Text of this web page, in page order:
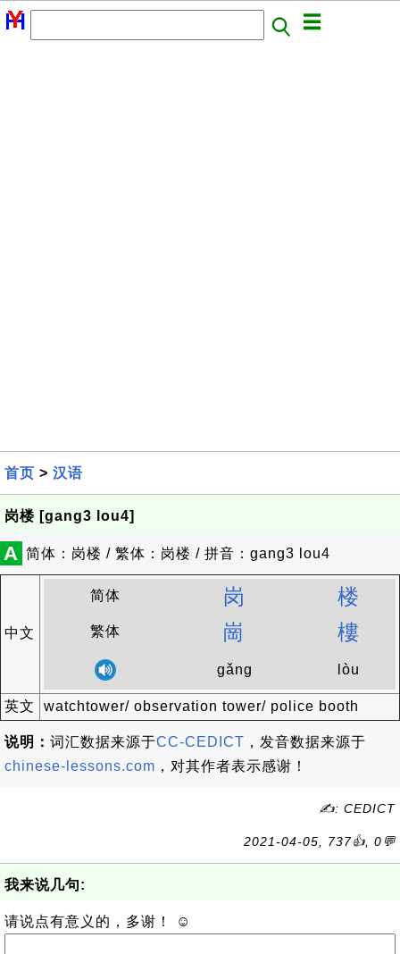
首页 > 汉语
岗楼 [gang3 lou4]
A 简体：岗楼 / 繁体：岗楼 / 拼音：gang3 lou4
中文
简体 岗 楼
繁体 崗 樓
gǎng lòu
英文 watchtower/ observation tower/ police booth
说明： 词汇数据来源于CC-CEDICT ，发音数据来源于
chinese-lessons.com ，对其作者表示感谢！
✍: CEDICT
2021-04-05, 737👍, 0💬
我来说几句:
请说点有意义的，多谢！ ☺